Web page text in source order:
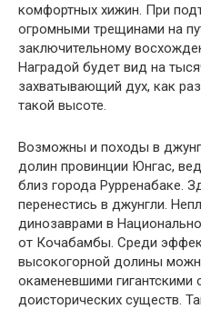
комфортных хижин. При
огромными трещинами на
заключительному
Наградой будет вид на
захватывающий дух, как
такой высоте.
Возможны и походы в
долин провинции Юнгас,
близ города Рурренабаке.
перенестись в джунгли.
динозаврами в
от Кочабамбы. Среди
высокогорной долины
окаменевшими гигантскими
доисторических существ.